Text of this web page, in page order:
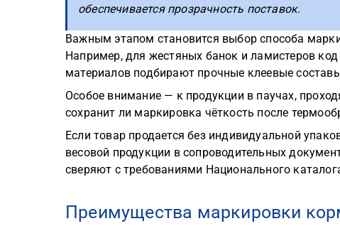
обеспечивается прозрачность поставок.
Важным этапом становится выбор способа
Например, для жестяных банок и ламистеров
материалов подбирают прочные клеевые
Особое внимание — к продукции в паучах,
сохранит ли маркировка чёткость после
Если товар продается без индивидуальной
весовой продукции в сопроводительных
сверяют с требованиями Национального
Преимущества маркировки